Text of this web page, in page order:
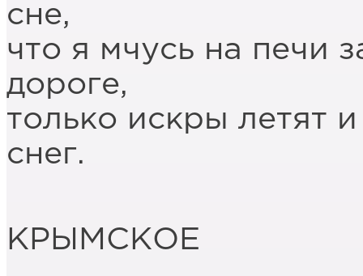
сне,
что я мчусь на печи
дороге,
только искры летят
снег.
КРЫМСКОЕ